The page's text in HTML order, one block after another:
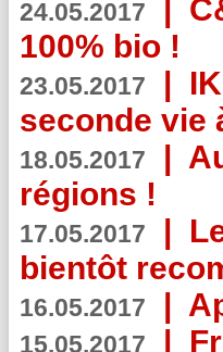
24.05.2017 |
100% bio !
23.05.2017 |
seconde vie
18.05.2017 |
régions !
17.05.2017 |
bientôt
16.05.2017 |
15.05.2017 |